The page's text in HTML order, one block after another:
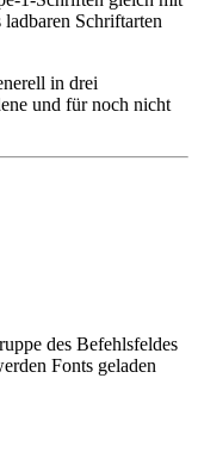
Schriftarten
in drei
und für noch nicht
des Befehlsfeldes
Fonts geladen